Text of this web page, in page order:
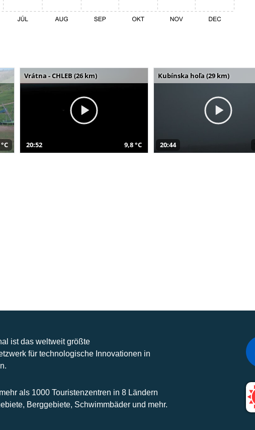
Vrátna - CHLEB (26 km)
20:52 9,8 °C
Kubínska hoľa (29 km)
20:44
ist das weltweit größte
für technologische Innovationen in
als 1000 Touristenzentren in 8 Ländern
Berggebiete, Schwimmbäder und mehr.